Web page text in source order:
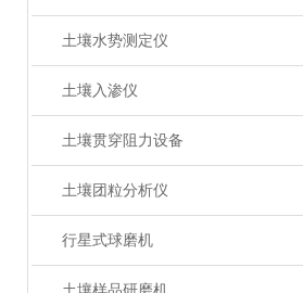
土壤水势测定仪
土壤入渗仪
土壤贯穿阻力设备
土壤团粒分析仪
行星式球磨机